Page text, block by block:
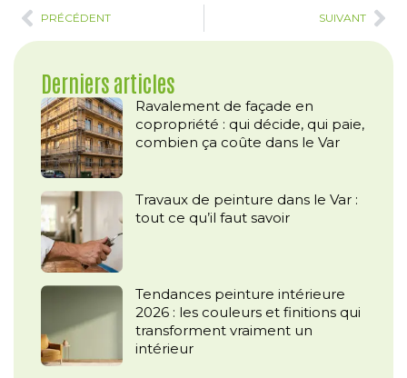
PRÉCÉDENT SUIVANT
Derniers articles
Ravalement de façade en
copropriété : qui décide, qui paie,
combien ça coûte dans le Var
Travaux de peinture dans le Var :
tout ce qu’il faut savoir
Tendances peinture intérieure
2026 : les couleurs et finitions qui
transforment vraiment un
intérieur